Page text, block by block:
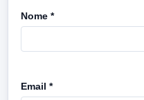
Nome *
Email *